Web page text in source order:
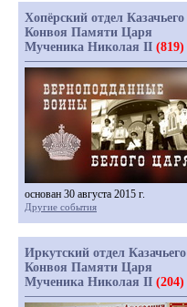
Хопёрский отдел Казачьего
Конвоя Памяти Царя
Мученика Николая II (819)
основан 30 августа 2015 г.
Другие события
Иркутский отдел Казачьего
Конвоя Памяти Царя
Мученика Николая II (204)